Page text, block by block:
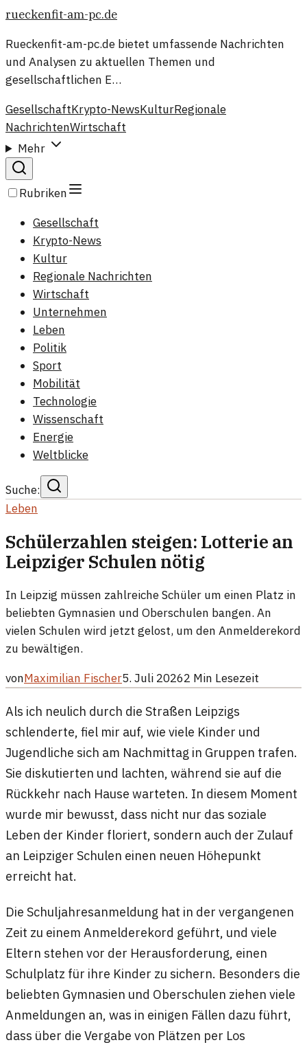
rueckenfit-am-pc.de
Rueckenfit-am-pc.de bietet umfassende Nachrichten
und Analysen zu aktuellen Themen und
gesellschaftlichen E…
GesellschaftKrypto-NewsKulturRegionale
NachrichtenWirtschaft
Mehr
Rubriken
Gesellschaft
Krypto-News
Kultur
Regionale Nachrichten
Wirtschaft
Unternehmen
Leben
Politik
Sport
Mobilität
Technologie
Wissenschaft
Energie
Weltblicke
Suche:
Leben
Schülerzahlen steigen: Lotterie an
Leipziger Schulen nötig
In Leipzig müssen zahlreiche Schüler um einen Platz in
beliebten Gymnasien und Oberschulen bangen. An
vielen Schulen wird jetzt gelost, um den Anmelderekord
zu bewältigen.
vonMaximilian Fischer5. Juli 20262 Min Lesezeit
Als ich neulich durch die Straßen Leipzigs
schlenderte, fiel mir auf, wie viele Kinder und
Jugendliche sich am Nachmittag in Gruppen trafen.
Sie diskutierten und lachten, während sie auf die
Rückkehr nach Hause warteten. In diesem Moment
wurde mir bewusst, dass nicht nur das soziale
Leben der Kinder floriert, sondern auch der Zulauf
an Leipziger Schulen einen neuen Höhepunkt
erreicht hat.
Die Schuljahresanmeldung hat in der vergangenen
Zeit zu einem Anmelderekord geführt, und viele
Eltern stehen vor der Herausforderung, einen
Schulplatz für ihre Kinder zu sichern. Besonders die
beliebten Gymnasien und Oberschulen ziehen viele
Anmeldungen an, was in einigen Fällen dazu führt,
dass über die Vergabe von Plätzen per Los